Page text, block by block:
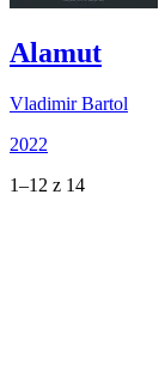
Alamut
Vladimir Bartol
2022
1–12 z 14